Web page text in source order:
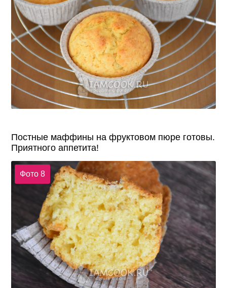
Постные маффины на фруктовом пюре готовы.
Приятного аппетита!
Фото 8